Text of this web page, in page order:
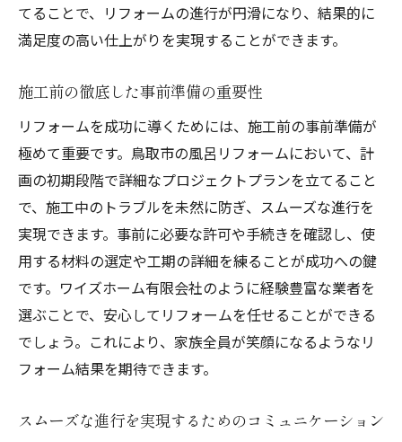
てることで、リフォームの進行が円滑になり、結果的に
満足度の高い仕上がりを実現することができます。
施工前の徹底した事前準備の重要性
リフォームを成功に導くためには、施工前の事前準備が
極めて重要です。鳥取市の風呂リフォームにおいて、計
画の初期段階で詳細なプロジェクトプランを立てること
で、施工中のトラブルを未然に防ぎ、スムーズな進行を
実現できます。事前に必要な許可や手続きを確認し、使
用する材料の選定や工期の詳細を練ることが成功への鍵
です。ワイズホーム有限会社のように経験豊富な業者を
選ぶことで、安心してリフォームを任せることができる
でしょう。これにより、家族全員が笑顔になるようなリ
フォーム結果を期待できます。
スムーズな進行を実現するためのコミュニケーション